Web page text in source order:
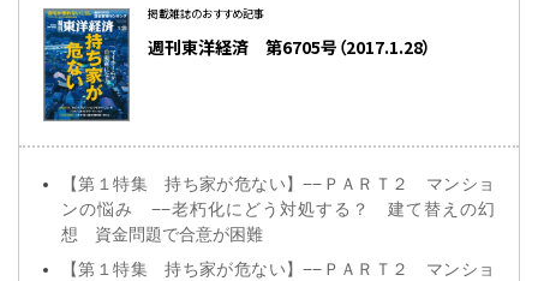
掲載雑誌のおすすめ記事
週刊東洋経済 第6705号（2017.1.28）
【第１特集 持ち家が危ない】−−ＰＡＲＴ２ マンショ
ンの悩み −−老朽化にどう対処する？ 建て替えの幻
想 資金問題で合意が困難
【第１特集 持ち家が危ない】−−ＰＡＲＴ２ マンショ